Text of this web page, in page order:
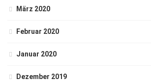
März 2020
Februar 2020
Januar 2020
Dezember 2019